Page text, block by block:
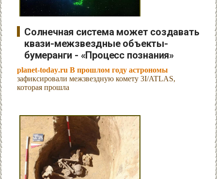
Солнечная система может создавать
квази-межзвездные объекты-
бумеранги - «Процесс познания»
planet-today.ru В прошлом году астрономы
зафиксировали межзвездную комету 3I/ATLAS,
которая прошла